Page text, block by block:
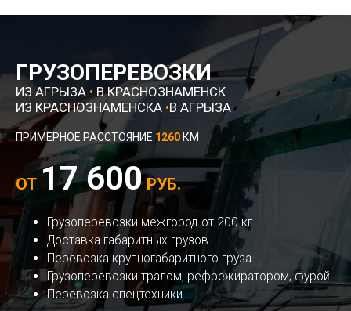
ГРУЗОПЕРЕВОЗКИ
ИЗ АГРЫЗА • В КРАСНОЗНАМЕНСК
ИЗ КРАСНОЗНАМЕНСКА •В АГРЫЗА
ПРИМЕРНОЕ РАССТОЯНИЕ 1260 КМ
ОТ 17 600РУБ.
Грузоперевозки межгород от 200 кг
Доставка габаритных грузов
Перевозка крупногабаритного груза
Грузоперевозки тралом, рефрежиратором, фурой
Перевозка спецтехники